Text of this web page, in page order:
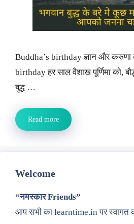
Buddha’s birthday ज्ञान और करुणा
birthday हर साल वैशाख पूर्णिमा को,
बुद्ध …
Read more
Welcome
“नमस्कार Friends”
आप सभी का learntime.in पर स्वागत